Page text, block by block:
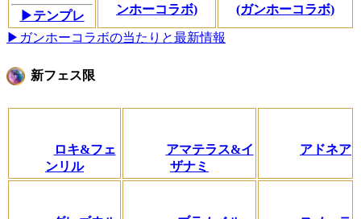
▶テンプレ
ンホーコラボ)
(ガンホーコラボ)
▶ガンホーコラボの当たりと最新情報
新フェス限
ロキ&フェ
ンリル
アマテラス&イ
ザナミ
アドネア